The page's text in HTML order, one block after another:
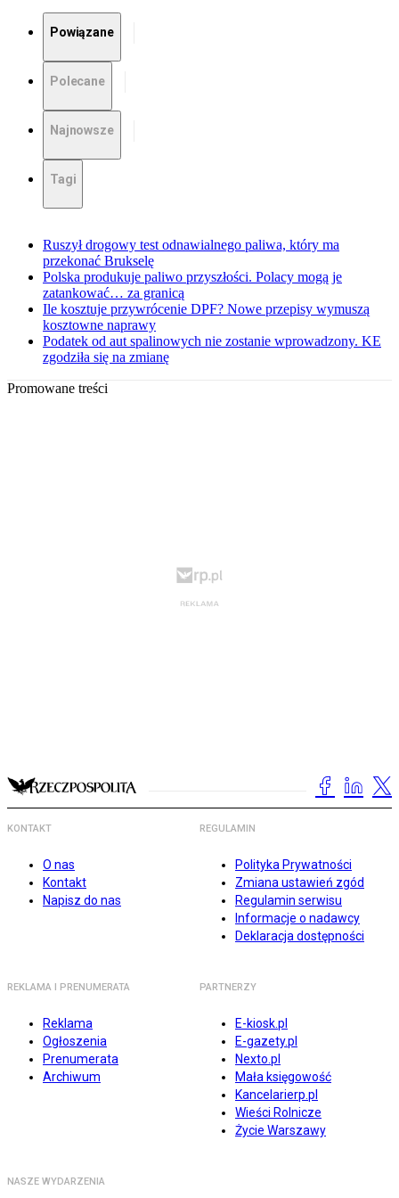
Powiązane
Polecane
Najnowsze
Tagi
Ruszył drogowy test odnawialnego paliwa, który ma
przekonać Brukselę
Polska produkuje paliwo przyszłości. Polacy mogą je
zatankować… za granicą
Ile kosztuje przywrócenie DPF? Nowe przepisy wymuszą
kosztowne naprawy
Podatek od aut spalinowych nie zostanie wprowadzony. KE
zgodziła się na zmianę
Promowane treści
KONTAKT
O nas
Kontakt
Napisz do nas
REGULAMIN
Polityka Prywatności
Zmiana ustawień zgód
Regulamin serwisu
Informacje o nadawcy
Deklaracja dostępności
REKLAMA I PRENUMERATA
Reklama
Ogłoszenia
Prenumerata
Archiwum
PARTNERZY
E-kiosk.pl
E-gazety.pl
Nexto.pl
Mała księgowość
Kancelarierp.pl
Wieści Rolnicze
Życie Warszawy
NASZE WYDARZENIA